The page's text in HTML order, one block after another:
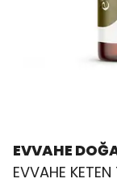
EVVAHE
EVVAHE